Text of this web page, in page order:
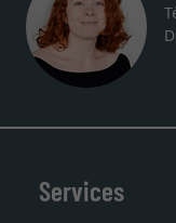
Services